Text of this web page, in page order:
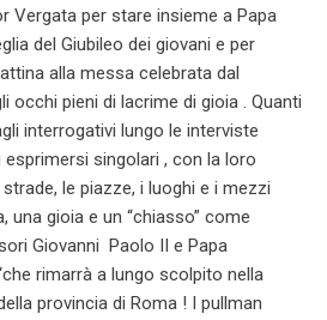
Vergata per stare insieme a Papa
del Giubileo dei giovani e per
alla messa celebrata dal
occhi pieni di lacrime di gioia . Quanti
interrogativi lungo le interviste
singolari , con la loro
le piazze, i luoghi e i mezzi
una gioia e un “chiasso” come
Giovanni Paolo II e Papa
rimarrà a lungo scolpito nella
provincia di Roma ! I pullman